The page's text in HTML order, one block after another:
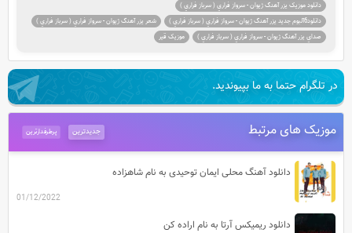
دانلود موزيک يزر آهنگ ژيوان - سرواز فراري ( سرباز فراري )
دانلود6آلبوم جديد يزر آهنگ ژيوان - سرواز فراري ( سرباز فراري )
شعر يزر آهنگ ژيوان - سرواز فراري ( سرباز فراري )
صداي يزر آهنگ ژيوان - سرواز فراري ( سرباز فراري )
موزیک قیر
در تلگرام حتما به ما بپیوندید.
موزیک های مرتبط پرطرفدارترین جدیدترین
دانلود آهنگ محلی ایمان توحیدی به نام شاهزاده
01/12/2022
دانلود ریمیکس آرتا به نام اراده کن